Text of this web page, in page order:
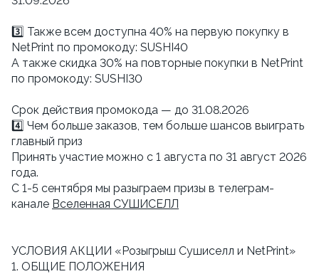
3️⃣ Также всем доступна 40% на первую покупку в
NetPrint по промокоду: SUSHI40
А также скидка 30% на повторные покупки в NetPrint
по промокоду: SUSHI30
Cрок действия промокода — до 31.08.2026
4️⃣ Чем больше заказов, тем больше шансов выиграть
главный приз
Принять участие можно с 1 августа по 31 август 2026
года.
С 1-5 сентября мы разыграем призы в телеграм-
канале Вселенная СУШИСЕЛЛ
УСЛОВИЯ АКЦИИ «Розыгрыш Сушиселл и NetPrint»
1. ОБЩИЕ ПОЛОЖЕНИЯ